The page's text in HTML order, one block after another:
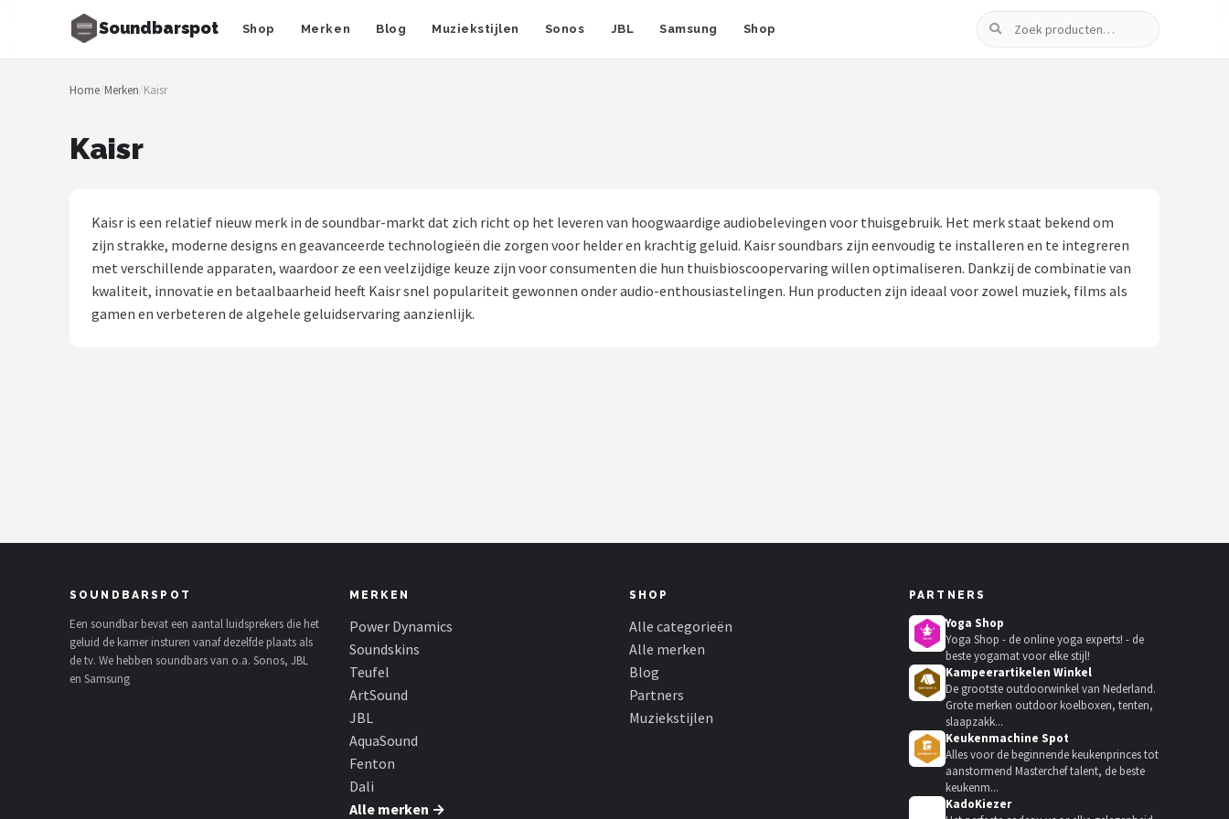
Soundbarspot Shop Merken Blog Muziekstijlen Sonos JBL Samsung Shop
Zoeken
Zoeken
NAVIGATIE
Muziekstijlen
Teufel
ArtSound
Home/Merken/Kaisr
Kaisr
Kaisr is een relatief nieuw merk in de soundbar-markt dat zich richt op het leveren van hoogwaardige audiobelevingen voor thuisgebruik. Het merk staat bekend om
zijn strakke, moderne designs en geavanceerde technologieën die zorgen voor helder en krachtig geluid. Kaisr soundbars zijn eenvoudig te installeren en te integreren
met verschillende apparaten, waardoor ze een veelzijdige keuze zijn voor consumenten die hun thuisbioscoopervaring willen optimaliseren. Dankzij de combinatie van
kwaliteit, innovatie en betaalbaarheid heeft Kaisr snel populariteit gewonnen onder audio-enthousiastelingen. Hun producten zijn ideaal voor zowel muziek, films als
gamen en verbeteren de algehele geluidservaring aanzienlijk.
SOUNDBARSPOT
Een soundbar bevat een aantal luidsprekers die het
geluid de kamer insturen vanaf dezelfde plaats als
de tv. We hebben soundbars van o.a. Sonos, JBL
en Samsung
MERKEN
Power Dynamics
Soundskins
Teufel
ArtSound
JBL
AquaSound
Fenton
Dali
Alle merken →
SHOP
Alle categorieën
Alle merken
Blog
Partners
Muziekstijlen
PARTNERS
Yoga Shop
Yoga Shop - de online yoga experts! - de
beste yogamat voor elke stijl!
Kampeerartikelen Winkel
De grootste outdoorwinkel van Nederland.
Grote merken outdoor koelboxen, tenten,
slaapzakk...
Keukenmachine Spot
Alles voor de beginnende keukenprinces tot
aanstormend Masterchef talent, de beste
keukenm...
KadoKiezer